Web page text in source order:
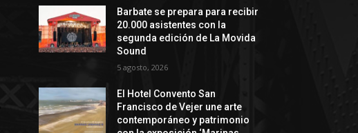
Barbate se prepara para recibir
20.000 asistentes con la
segunda edición de La Movida
Sound
5 agosto, 2026
El Hotel Convento San
Francisco de Vejer une arte
contemporáneo y patrimonio